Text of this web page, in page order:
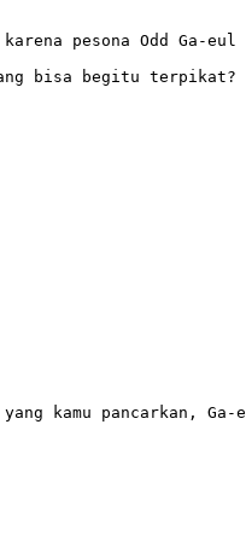
pesona Odd Ga-eul
bisa begitu terpikat?
kamu pancarkan,